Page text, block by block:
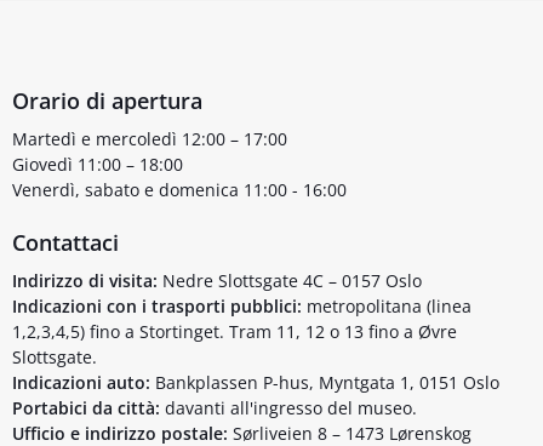
Orario di apertura
Martedì e mercoledì 12:00 – 17:00
Giovedì 11:00 – 18:00
Venerdì, sabato e domenica 11:00 - 16:00
Contattaci
Indirizzo di visita: Nedre Slottsgate 4C – 0157 Oslo
Indicazioni con i trasporti pubblici: metropolitana (linea
1,2,3,4,5) fino a Stortinget. Tram 11, 12 o 13 fino a Øvre
Slottsgate.
Indicazioni auto: Bankplassen P-hus, Myntgata 1, 0151 Oslo
Portabici da città: davanti all'ingresso del museo.
Ufficio e indirizzo postale: Sørliveien 8 – 1473 Lørenskog